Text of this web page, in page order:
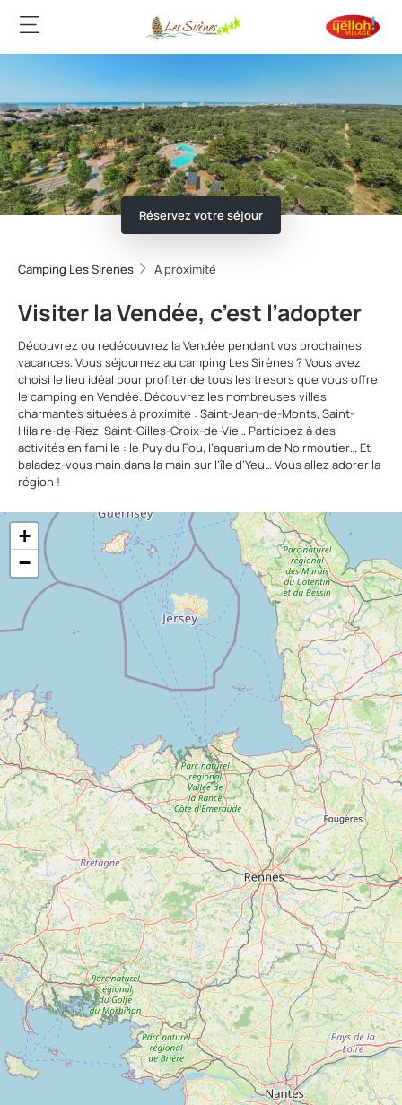
Réservez votre séjour
Camping Les Sirènes A proximité
Visiter la Vendée, c’est l’adopter
Découvrez ou redécouvrez la Vendée pendant vos prochaines
vacances. Vous séjournez au camping Les Sirènes ? Vous avez
choisi le lieu idéal pour profiter de tous les trésors que vous offre
le camping en Vendée. Découvrez les nombreuses villes
charmantes situées à proximité : Saint-Jean-de-Monts, Saint-
Hilaire-de-Riez, Saint-Gilles-Croix-de-Vie… Participez à des
activités en famille : le Puy du Fou, l’aquarium de Noirmoutier… Et
baladez-vous main dans la main sur l’île d’Yeu… Vous allez adorer la
région !
+
−